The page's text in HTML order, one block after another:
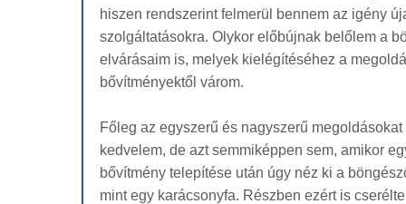
hiszen rendszerint felmerül bennem az igény
szolgáltatásokra. Olykor előbújnak belőlem a
elvárásaim is, melyek kielégítéséhez a
bővítményektől várom.
Főleg az egyszerű és nagyszerű megoldásokat
kedvelem, de azt semmiképpen sem, amikor
bővítmény telepítése után úgy néz ki a
mint egy karácsonyfa. Részben ezért is